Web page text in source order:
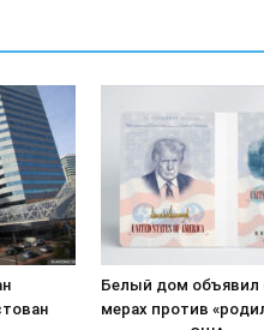
Белый дом объявил
мерах против